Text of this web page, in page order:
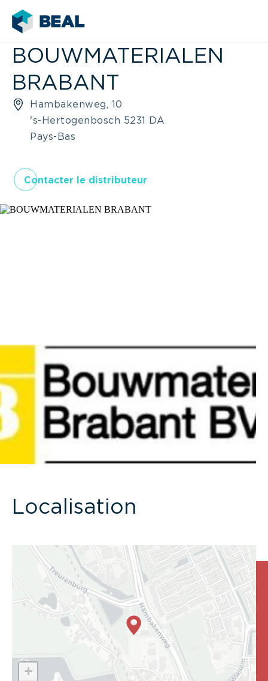
BOUWMATERIALEN
BRABANT
Hambakenweg, 10
's-Hertogenbosch 5231 DA
Pays-Bas
Contacter le distributeur
Localisation
+